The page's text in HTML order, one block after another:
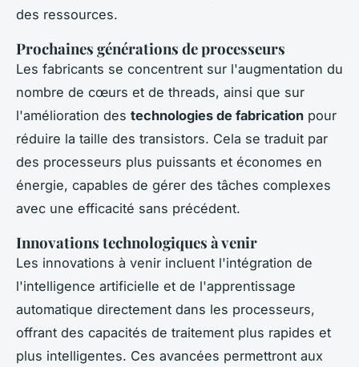
des ressources.
Prochaines générations de processeurs
Les fabricants se concentrent sur l'augmentation du
nombre de cœurs et de threads, ainsi que sur
l'amélioration des technologies de fabrication pour
réduire la taille des transistors. Cela se traduit par
des processeurs plus puissants et économes en
énergie, capables de gérer des tâches complexes
avec une efficacité sans précédent.
Innovations technologiques à venir
Les innovations à venir incluent l'intégration de
l'intelligence artificielle et de l'apprentissage
automatique directement dans les processeurs,
offrant des capacités de traitement plus rapides et
plus intelligentes. Ces avancées permettront aux